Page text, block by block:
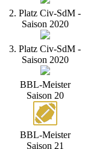
2. Platz Civ-SdM -
Saison 2020
3. Platz Civ-SdM -
Saison 2020
BBL-Meister
Saison 20
BBL-Meister
Saison 21